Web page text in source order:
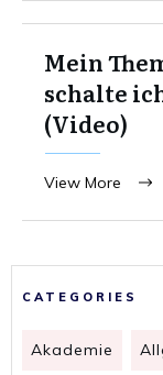
Mein
schalte
(Video)
View More
CATEGORIES
Akademie